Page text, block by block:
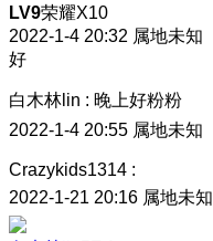
LV9荣耀X10
2022-1-4 20:32 属地未知
好
白木林lin : 晚上好粉粉
2022-1-4 20:55 属地未知
Crazykids1314 :
2022-1-21 20:16 属地未知